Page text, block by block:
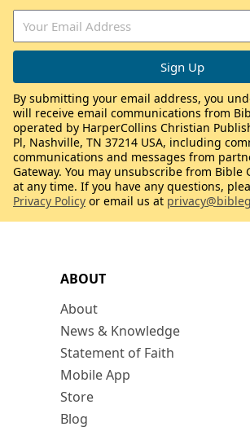
ABOUT
About
News & Knowledge
Statement of Faith
Mobile App
Store
Blog
By submitting your email address, you
will receive email communications from
operated by HarperCollins Christian
Pl, Nashville, TN 37214 USA, including
communications and messages from
Gateway. You may unsubscribe from Bible
at any time. If you have any questions,
Privacy Policy or email us at